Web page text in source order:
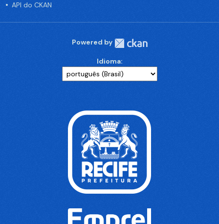
API do CKAN
Powered by
Idioma